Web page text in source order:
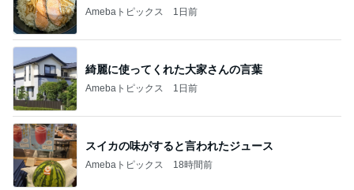
Amebaトピックス 1日前
綺麗に使ってくれた大家さんの言葉
Amebaトピックス 1日前
スイカの味がすると言われたジュース
Amebaトピックス 18時間前